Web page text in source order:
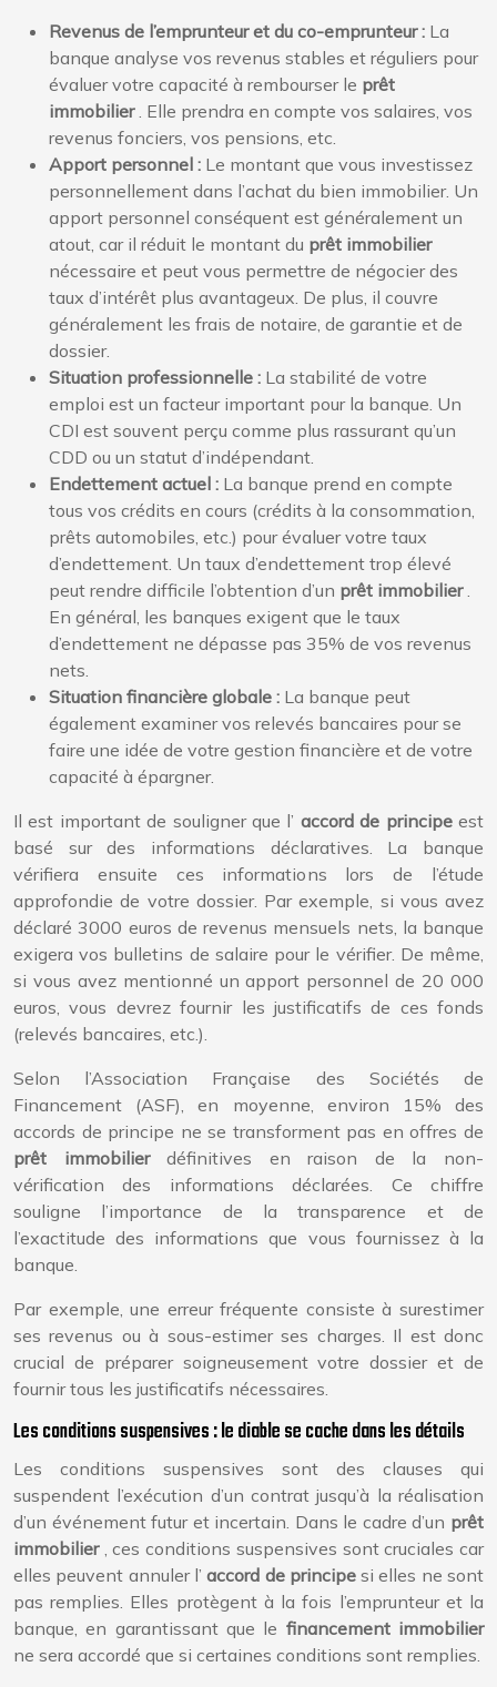
Revenus de l’emprunteur et du co-emprunteur : La
banque analyse vos revenus stables et réguliers pour
évaluer votre capacité à rembourser le prêt
immobilier. Elle prendra en compte vos salaires, vos
revenus fonciers, vos pensions, etc.
Apport personnel : Le montant que vous investissez
personnellement dans l’achat du bien immobilier. Un
apport personnel conséquent est généralement un
atout, car il réduit le montant du prêt immobilier
nécessaire et peut vous permettre de négocier des
taux d’intérêt plus avantageux. De plus, il couvre
généralement les frais de notaire, de garantie et de
dossier.
Situation professionnelle : La stabilité de votre
emploi est un facteur important pour la banque. Un
CDI est souvent perçu comme plus rassurant qu’un
CDD ou un statut d’indépendant.
Endettement actuel : La banque prend en compte
tous vos crédits en cours (crédits à la consommation,
prêts automobiles, etc.) pour évaluer votre taux
d’endettement. Un taux d’endettement trop élevé
peut rendre difficile l’obtention d’un prêt immobilier.
En général, les banques exigent que le taux
d’endettement ne dépasse pas 35% de vos revenus
nets.
Situation financière globale : La banque peut
également examiner vos relevés bancaires pour se
faire une idée de votre gestion financière et de votre
capacité à épargner.
Il est important de souligner que l’ accord de principeest
basé sur des informations déclaratives. La banque
vérifiera ensuite ces informations lors de l’étude
approfondie de votre dossier. Par exemple, si vous avez
déclaré 3000 euros de revenus mensuels nets, la banque
exigera vos bulletins de salaire pour le vérifier. De même,
si vous avez mentionné un apport personnel de 20 000
euros, vous devrez fournir les justificatifs de ces fonds
(relevés bancaires, etc.).
Selon l’Association Française des Sociétés de
Financement (ASF), en moyenne, environ 15% des
accords de principe ne se transforment pas en offres de
prêt immobilierdéfinitives en raison de la non-
vérification des informations déclarées. Ce chiffre
souligne l’importance de la transparence et de
l’exactitude des informations que vous fournissez à la
banque.
Par exemple, une erreur fréquente consiste à surestimer
ses revenus ou à sous-estimer ses charges. Il est donc
crucial de préparer soigneusement votre dossier et de
fournir tous les justificatifs nécessaires.
Les conditions suspensives : le diable se cache dans les détails
Les conditions suspensives sont des clauses qui
suspendent l’exécution d’un contrat jusqu’à la réalisation
d’un événement futur et incertain. Dans le cadre d’un prêt
immobilier , ces conditions suspensives sont cruciales car
elles peuvent annuler l’accord de principesi elles ne sont
pas remplies. Elles protègent à la fois l’emprunteur et la
banque, en garantissant que le financement immobilier
ne sera accordé que si certaines conditions sont remplies.